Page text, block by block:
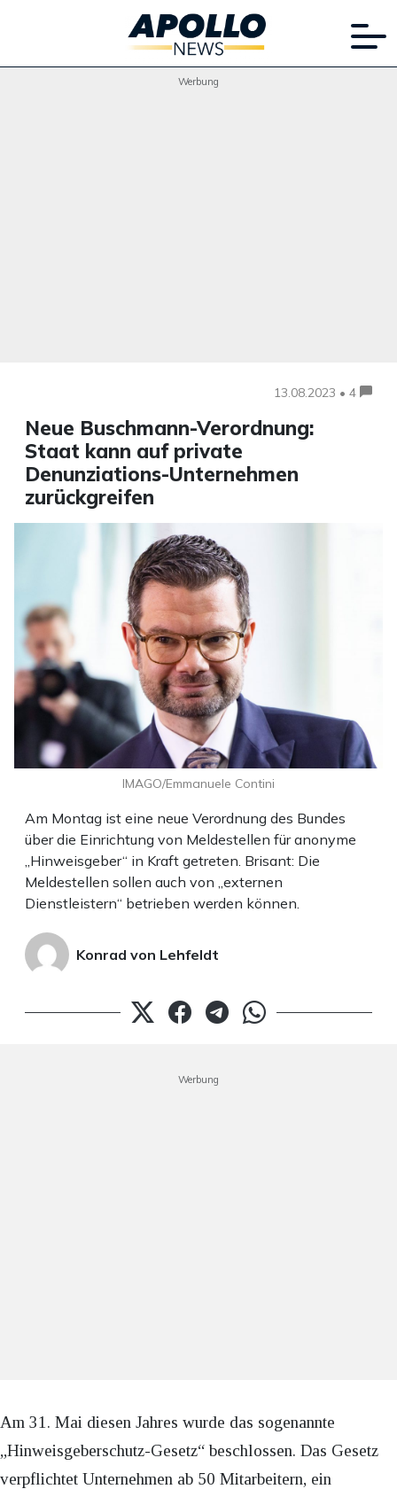
Werbung
13.08.2023 • 4
Neue Buschmann-Verordnung:
Staat kann auf private
Denunziations-Unternehmen
zurückgreifen
Am Montag ist eine neue Verordnung des Bundes
über die Einrichtung von Meldestellen für anonyme
„Hinweisgeber“ in Kraft getreten. Brisant: Die
Meldestellen sollen auch von „externen
Dienstleistern“ betrieben werden können.
Konrad von Lehfeldt
IMAGO/Emmanuele Contini
Werbung
Am 31. Mai diesen Jahres wurde das sogenannte
„Hinweisgeberschutz-Gesetz“ beschlossen. Das Gesetz
verpflichtet Unternehmen ab 50 Mitarbeitern, ein